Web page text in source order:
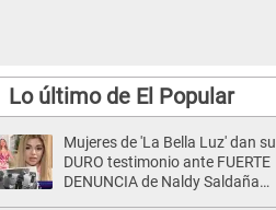
Lo último de El Popular
Mujeres de 'La Bella Luz' dan su
DURO testimonio ante FUERTE
DENUNCIA de Naldy Saldaña